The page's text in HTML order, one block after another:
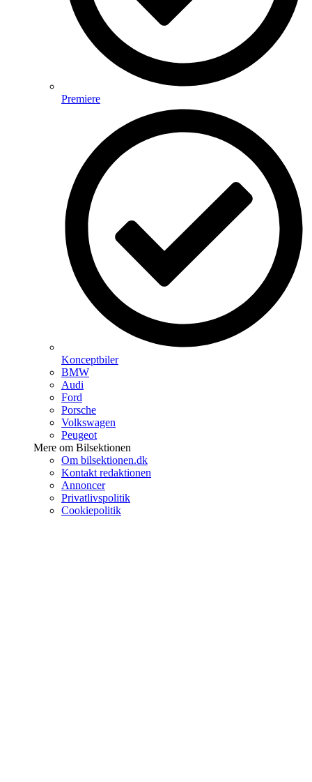
Premiere
Konceptbiler
BMW
Audi
Ford
Porsche
Volkswagen
Peugeot
Mere om Bilsektionen
Om bilsektionen.dk
Kontakt redaktionen
Annoncer
Privatlivspolitik
Cookiepolitik